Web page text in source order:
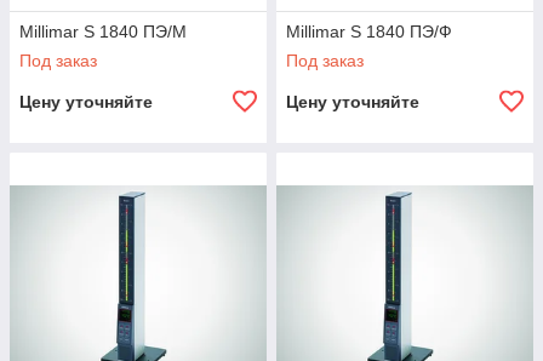
Millimar S 1840 ПЭ/М
Под заказ
Цену уточняйте
Millimar S 1840 ПЭ/Ф
Под заказ
Цену уточняйте